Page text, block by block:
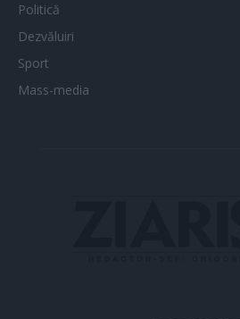
Politică
Dezvăluiri
Sport
Mass-media